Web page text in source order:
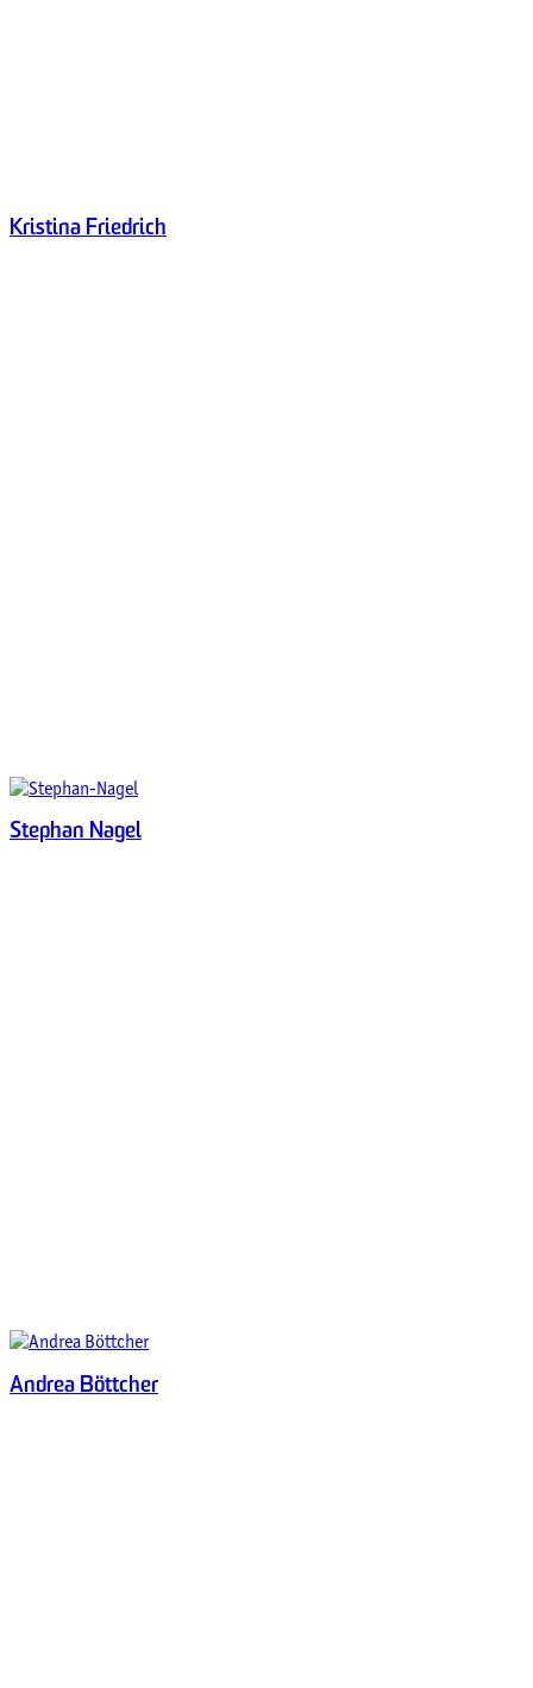
Kristina Friedrich
Stephan Nagel
Andrea Böttcher